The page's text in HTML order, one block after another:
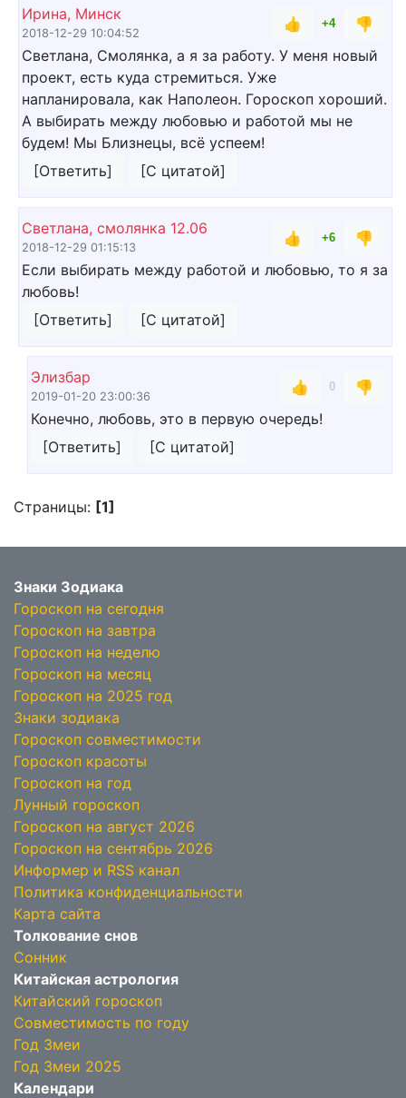
Ирина, Минск
2018-12-29 10:04:52
👍 +4
👎
Светлана, Смолянка, а я за работу. У меня новый
проект, есть куда стремиться. Уже
напланировала, как Наполеон. Гороскоп хороший.
А выбирать между любовью и работой мы не
будем! Мы Близнецы, всё успеем!
[Ответить]
[С цитатой]
Светлана, смолянка 12.06
2018-12-29 01:15:13
👍 +6
👎
Если выбирать между работой и любовью, то я за
любовь!
[Ответить]
[С цитатой]
Элизбар
2019-01-20 23:00:36
👍 0
👎
Конечно, любовь, это в первую очередь!
[Ответить]
[С цитатой]
Страницы: [1]
Знаки Зодиака
Гороскоп на сегодня
Гороскоп на завтра
Гороскоп на неделю
Гороскоп на месяц
Гороскоп на 2025 год
Знаки зодиака
Гороскоп совместимости
Гороскоп красоты
Гороскоп на год
Лунный гороскоп
Гороскоп на август 2026
Гороскоп на сентябрь 2026
Информер и RSS канал
Политика конфиденциальности
Карта сайта
Толкование снов
Сонник
Китайская астрология
Китайский гороскоп
Совместимость по году
Год Змеи
Год Змеи 2025
Календари